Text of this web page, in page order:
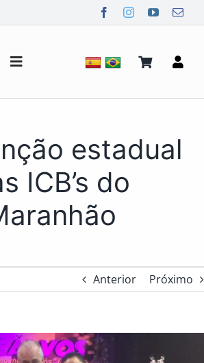
Alternar
navegação
Notícias
Mídia
Contato
estadual
ICB’s do
Anterior Próximo